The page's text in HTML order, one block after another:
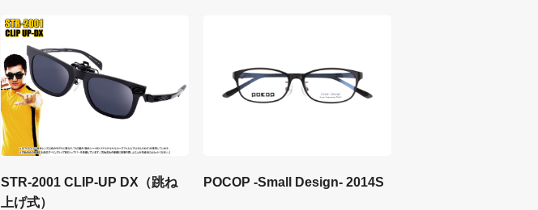
STR-2001 CLIP-UP DX（跳ね
上げ式）
POCOP -Small Design- 2014S